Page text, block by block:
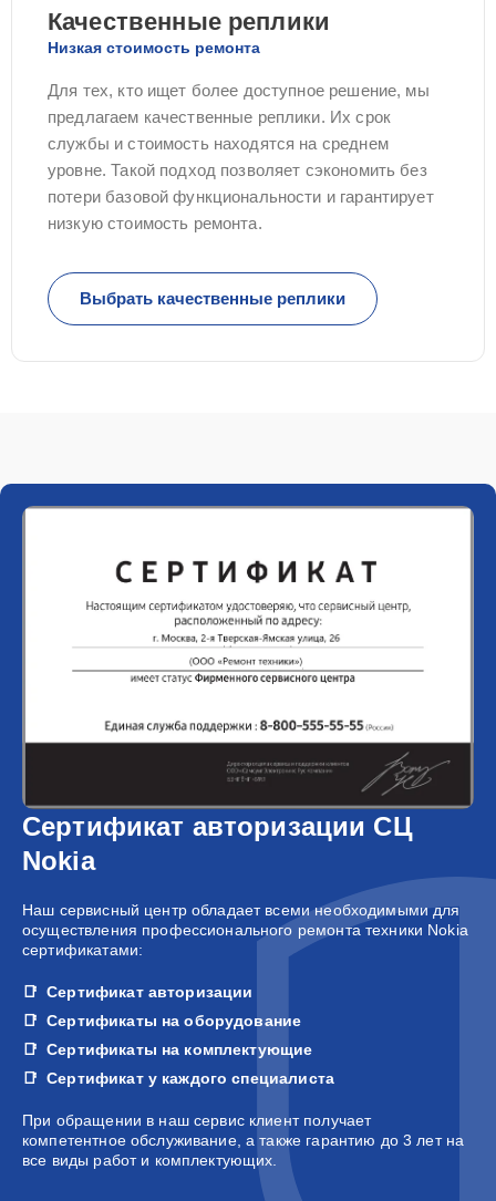
Качественные реплики
Низкая стоимость ремонта
Для тех, кто ищет более доступное решение, мы
предлагаем качественные реплики. Их срок
службы и стоимость находятся на среднем
уровне. Такой подход позволяет сэкономить без
потери базовой функциональности и гарантирует
низкую стоимость ремонта.
Выбрать качественные реплики
Сертификат авторизации СЦ
Nokia
Наш сервисный центр обладает всеми необходимыми для
осуществления профессионального ремонта техники Nokia
сертификатами:
Сертификат авторизации
Сертификаты на оборудование
Сертификаты на комплектующие
Сертификат у каждого специалиста
При обращении в наш сервис клиент получает
компетентное обслуживание, а также гарантию до 3 лет на
все виды работ и комплектующих.